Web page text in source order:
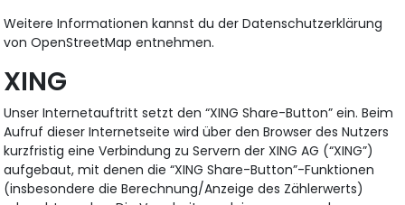
Weitere Informationen kannst du der Datenschutzerklärung
von OpenStreetMap entnehmen.
XING
Unser Internetauftritt setzt den “XING Share-Button” ein. Beim
Aufruf dieser Internetseite wird über den Browser des Nutzers
kurzfristig eine Verbindung zu Servern der XING AG (“XING”)
aufgebaut, mit denen die “XING Share-Button”-Funktionen
(insbesondere die Berechnung/Anzeige des Zählerwerts)